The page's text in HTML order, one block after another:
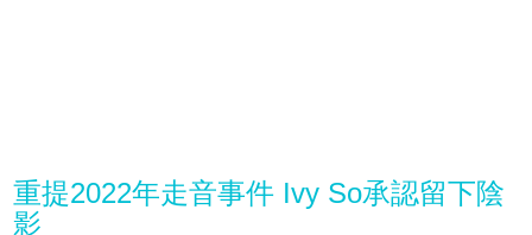
重提2022年走音事件 Ivy So承認留下陰
影